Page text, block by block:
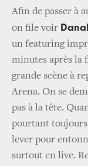
Afin de passer à
on file voir
un featuring
minutes après la
grande scène à
Arena. On se
pas à la tête.
pourtant toujours
lever pour
surtout en live.